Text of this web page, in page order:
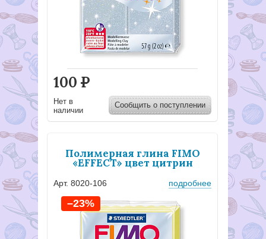
100 Р
Нет в
наличии
Сообщить о поступлении
Полимерная глина FIMO
«EFFECT» цвет цитрин
Арт. 8020-106 подробнее
–23%